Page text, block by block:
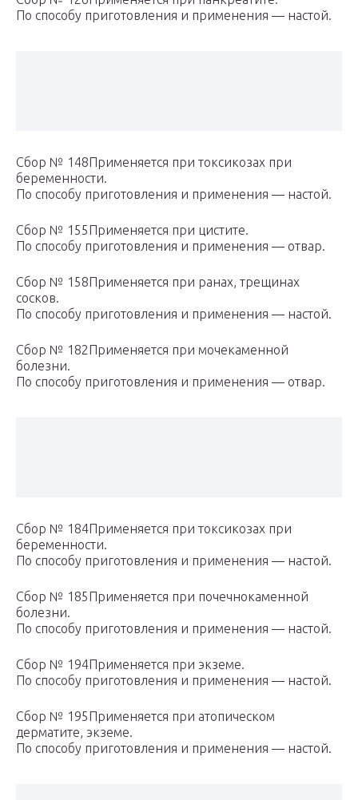
По способу приготовления и применения — настой.
Сбор № 148Применяется при токсикозах при
беременности.
По способу приготовления и применения — настой.
Сбор № 155Применяется при цистите.
По способу приготовления и применения — отвар.
Сбор № 158Применяется при ранах, трещинах
сосков.
По способу приготовления и применения — настой.
Сбор № 182Применяется при мочекаменной
болезни.
По способу приготовления и применения — отвар.
Сбор № 184Применяется при токсикозах при
беременности.
По способу приготовления и применения — настой.
Сбор № 185Применяется при почечнокаменной
болезни.
По способу приготовления и применения — настой.
Сбор № 194Применяется при экземе.
По способу приготовления и применения — настой.
Сбор № 195Применяется при атопическом
дерматите, экземе.
По способу приготовления и применения — настой.